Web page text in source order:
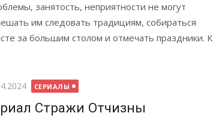
занятость, неприятности не могут
им следовать традициям, собираться
за большим столом и отмечать праздники. К
СЕРИАЛЫ
Стражи Отчизны